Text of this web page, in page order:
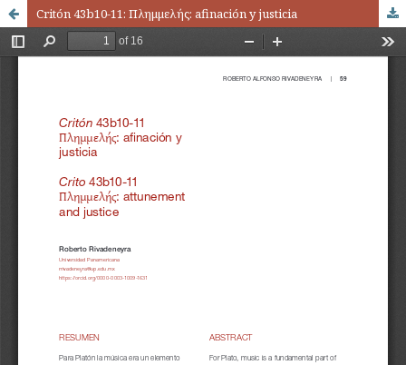
Critón 43b10-11: Πλημμελής: afinación y justicia